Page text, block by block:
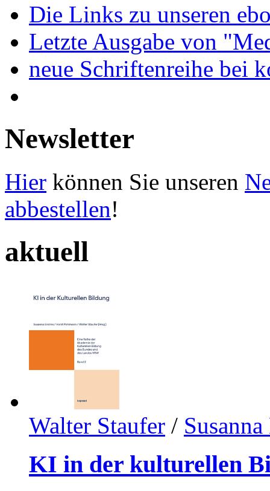
Die Links zu unseren
Letzte Ausgabe von
neue Schriftenreihe bei
Newsletter
Hier können Sie unseren
abbestellen!
aktuell
Walter Staufer /
KI in der kulturellen